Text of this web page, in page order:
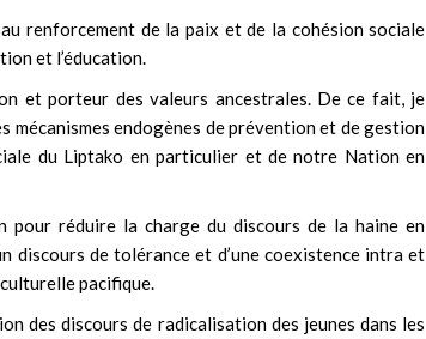
renforcement de la paix et de la cohésion sociale
et l’éducation.
et porteur des valeurs ancestrales. De ce fait, je
mécanismes endogènes de prévention et de gestion
du Liptako en particulier et de notre Nation en
pour réduire la charge du discours de la haine en
discours de tolérance et d’une coexistence intra et
pacifique.
des discours de radicalisation des jeunes dans les